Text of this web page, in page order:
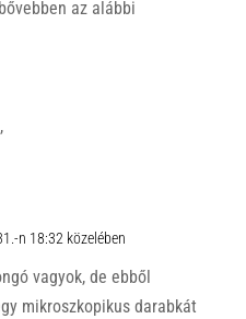
az alábbi
n 18:32 közelében
vagyok, de ebből
mikroszkopikus darabkát